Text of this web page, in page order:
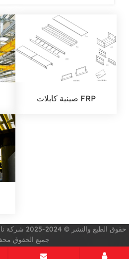
صينية كابلات FRP
حقوق الطبع
جميع الحقوق
صمم بواسطة zhonghuan internet